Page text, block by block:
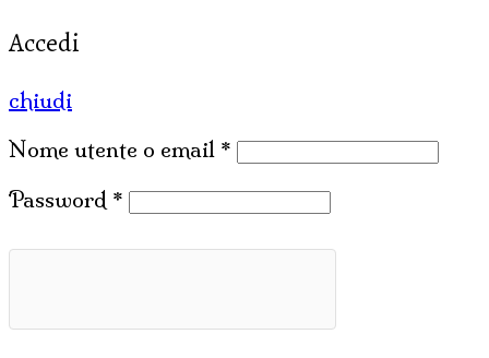
Accedi
chiudi
Nome utente o email *
Password *